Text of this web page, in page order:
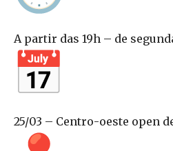
A partir das 19h – de
25/03 – Centro-oeste open